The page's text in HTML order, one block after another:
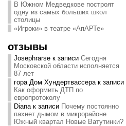
В Южном Медведкове построят
одну из самых больших школ
столицы
«Игроки» в театре «АпАРТе»
отзывы
Josephrarseк записи Сегодня
Московской области исполняется
87 лет
гора Дом Хундертвассерак записи
Как оформить ДТП по
европротоколу
Dianaк записи Почему постоянно
пахнет дымом в микрорайоне
Южный квартал Новые Ватутинки?